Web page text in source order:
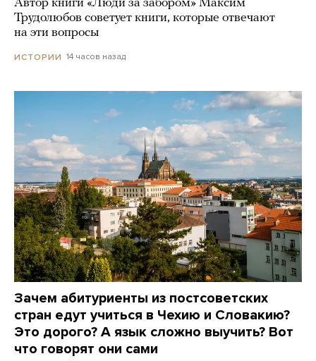
Автор книги «Люди за забором» Максим
Трудолюбов советует книги, которые отвечают
на эти вопросы
ИСТОРИИ 14 часов назад
Зачем абитуриенты из постсоветских
стран едут учиться в Чехию и Словакию?
Это дорого? А язык сложно выучить? Вот
что говорят они сами